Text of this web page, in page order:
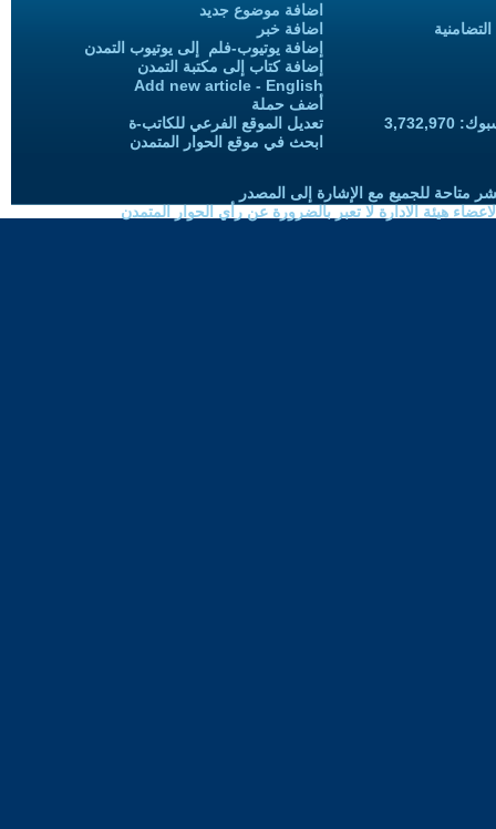
اضافة موضوع جديد
اضافة خبر
إضافة يوتيوب-فلم إلى يوتيوب التمدن
إضافة كتاب إلى مكتبة التمدن
Add new article - English
أضف حملة
تعديل الموقع الفرعي للكاتب-ة
ابحث في موقع الحوار المتمدن
متاحة للجميع مع الإشارة إلى المصدر
هيئة الادارة لا تعبر بالضرورة عن رأي الحوار المتمدن